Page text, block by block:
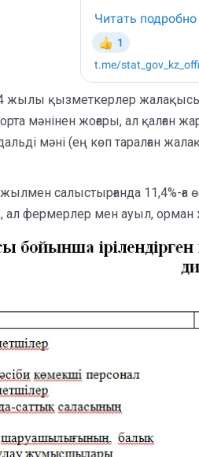
қызметкерлер
мәнінен жоғары, ал қалған
мәні (ең көп таралған
салыстырғанда 11,4%-ға
фермерлер мен ауыл,